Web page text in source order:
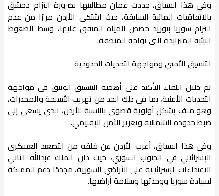
وفي هذا السياق، جددت عمان مطالبتها بضرورة التزام دمشق
بالاتفاقيات المائية السابقة، حيث اشتكى الأردن مرارًا من عدم
التزام سوريا بتوريد حصص المياه المتفق عليها، وسط الضغوط
البيئية المتزايدة التي تواجه المنطقة.
التنسيق الأمني ومواجهة التحديات الحدودية
تم خلال اللقاء التأكيد على أهمية التنسيق الوثيق في مواجهة
التحديات الأمنية، بما في ذلك الحد من تهريب الأسلحة والمخدرات،
وهو ملف يشكل أولوية قصوى بالنسبة للأردن، الذي يسعى إلى
ضبط حدوده الشمالية وتعزيز الأمن الإقليمي.
وفي هذا السياق، أعرب الأردن عن قلقه من التصعيد العسكري
الإسرائيلي في الجنوب السوري، حيث دان الملك عبدالله الثاني
الاعتداءات الإسرائيلية على الأراضي السورية، مجددًا دعم المملكة
لسيادة سوريا ووحدتها وسلامة أراضيها.